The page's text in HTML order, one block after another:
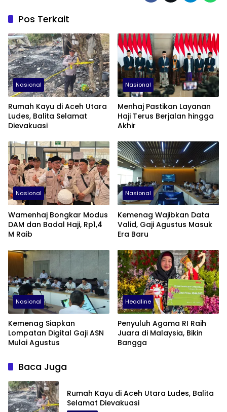
Simanjuntak, bersama
Direktur Utama Garuda…
Pos Terkait
Nasional
Rumah Kayu di Aceh Utara
Ludes, Balita Selamat
Dievakuasi
Nasional
Menhaj Pastikan Layanan
Haji Terus Berjalan hingga
Akhir
Nasional
Wamenhaj Bongkar Modus
DAM dan Badal Haji, Rp1,4
M Raib
Nasional
Kemenag Wajibkan Data
Valid, Gaji Agustus Masuk
Era Baru
Nasional
Kemenag Siapkan
Lompatan Digital Gaji ASN
Mulai Agustus
Headline
Penyuluh Agama RI Raih
Juara di Malaysia, Bikin
Bangga
Baca Juga
Rumah Kayu di Aceh Utara Ludes, Balita
Selamat Dievakuasi